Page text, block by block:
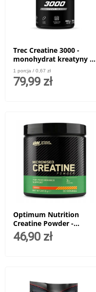
Trec Creatine 3000 -
monohydrat kreatyny w
kapsułkach - 360 kaps.
1 porcja / 0,67 zł
79,99 zł
Optimum Nutrition
Creatine Powder -
247,5g
46,90 zł